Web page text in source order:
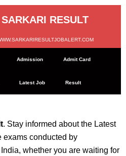
SARKARI RESULT
Admission Admit Card
Latest Job Result
. Stay informed about the Latest
exams conducted by
whether you are waiting for